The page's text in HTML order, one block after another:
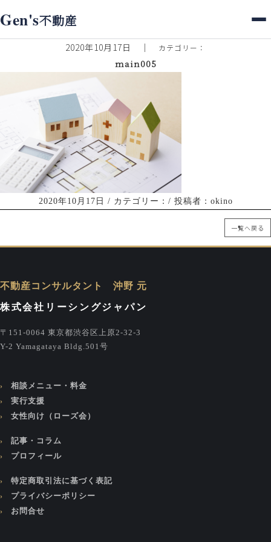
Gen's不動産
2020年10月17日
｜ カテゴリー：
main005
2020年10月17日 / カテゴリー：/ 投稿者：okino
一覧へ戻る
不動産コンサルタント 沖野 元
株式会社リーシングジャパン
〒151-0064 東京都渋谷区上原2-32-3
Y-2 Yamagataya Bldg.501号
相談メニュー・料金
実行支援
女性向け（ローズ会）
記事・コラム
プロフィール
特定商取引法に基づく表記
プライバシーポリシー
お問合せ